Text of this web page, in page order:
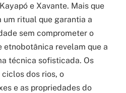
e Xavante. Mais que
um ritual que garantia a
sem comprometer o
etnobotânica revelam que a
técnica sofisticada. Os
dos rios, o
e as propriedades do